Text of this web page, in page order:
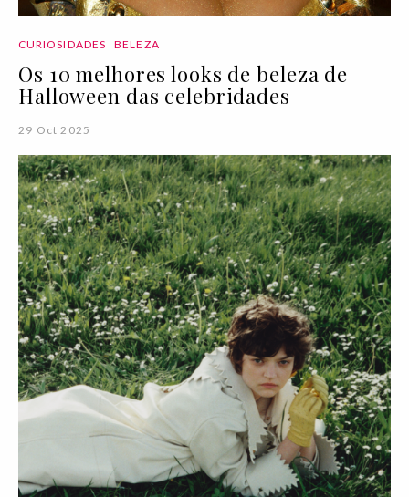
CURIOSIDADES BELEZA
Os 10 melhores looks de beleza de
Halloween das celebridades
29 Oct 2025